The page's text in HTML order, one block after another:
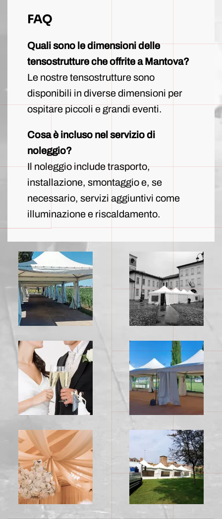
FAQ
Quali sono le dimensioni delle
tensostrutture che offrite a Mantova?
Le nostre tensostrutture sono
disponibili in diverse dimensioni per
ospitare piccoli e grandi eventi.
Cosa è incluso nel servizio di
noleggio?
Il noleggio include trasporto,
installazione, smontaggio e, se
necessario, servizi aggiuntivi come
illuminazione e riscaldamento.